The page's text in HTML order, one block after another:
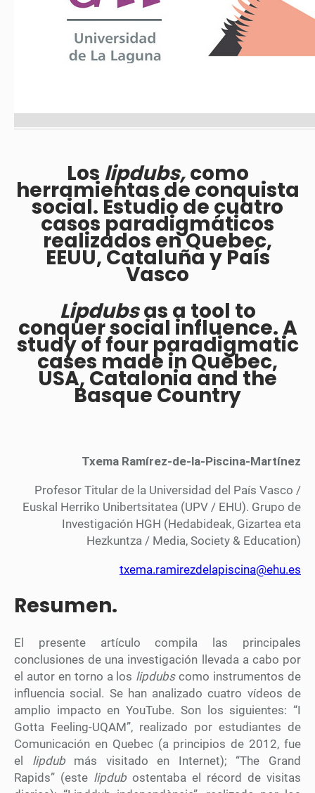
Los lipdubs,como
herramientas de conquista
social. Estudio de cuatro
casos paradigmáticos
realizados en Quebec,
EEUU, Cataluña y País
Vasco
Lipdubsas a tool to
conquer social influence. A
study of four paradigmatic
cases made in Quebec,
USA, Catalonia and the
Basque Country
Txema Ramírez-de-la-Piscina-Martínez
Profesor Titular de la Universidad del País Vasco /
Euskal Herriko Unibertsitatea (UPV / EHU). Grupo de
Investigación HGH (Hedabideak, Gizartea eta
Hezkuntza / Media, Society & Education)
txema.ramirezdelapiscina@ehu.es
Resumen.
El presente artículo compila las principales
conclusiones de una investigación llevada a cabo por
el autor en torno a los lipdubscomo instrumentos de
influencia social. Se han analizado cuatro vídeos de
amplio impacto en YouTube. Son los siguientes: “I
Gotta Feeling-UQAM”, realizado por estudiantes de
Comunicación en Quebec (a principios de 2012, fue
el lipdubmás visitado en Internet); “The Grand
Rapids” (este lipdub ostentaba el récord de visitas